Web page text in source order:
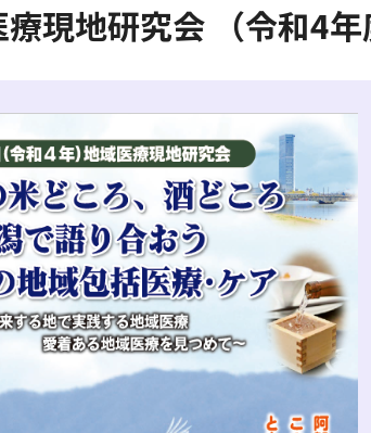
現地研究会 （令和4年